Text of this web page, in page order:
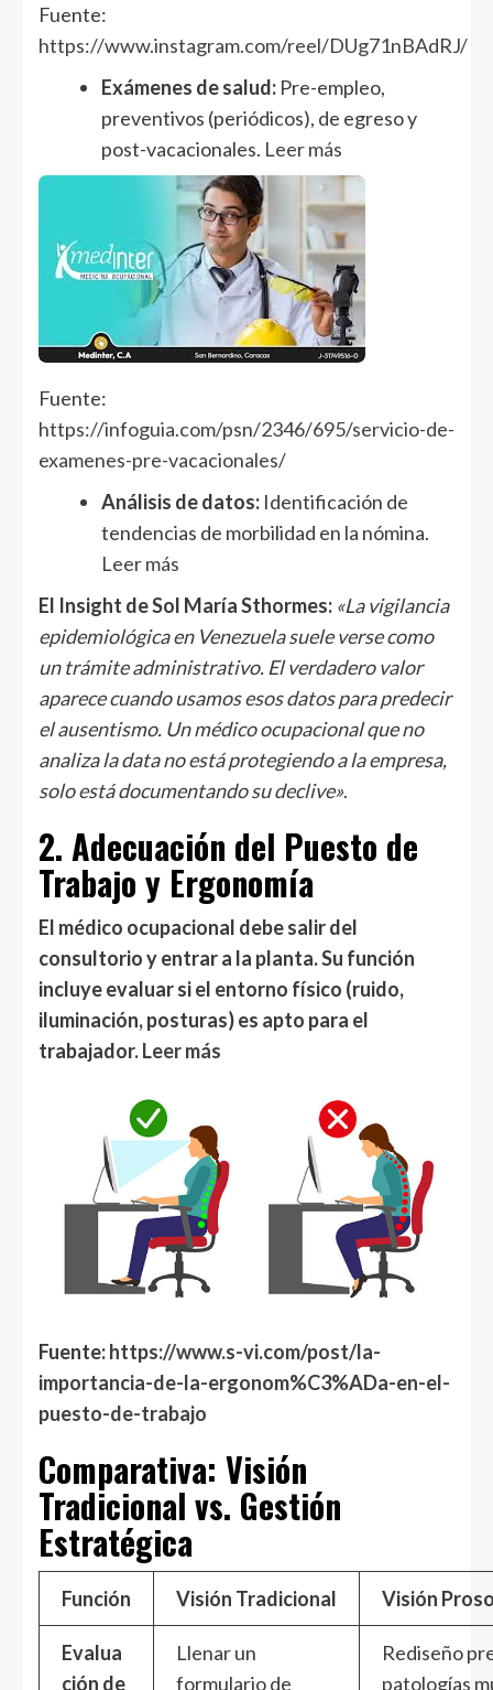
Fuente:
https://www.instagram.com/reel/DUg71nBAdRJ/
Exámenes de salud: Pre-empleo,
preventivos (periódicos), de egreso y
post-vacacionales. Leer más
Fuente:
https://infoguia.com/psn/2346/695/servicio-de-
examenes-pre-vacacionales/
Análisis de datos: Identificación de
tendencias de morbilidad en la nómina.
Leer más
El Insight de Sol María Sthormes: «La vigilancia
epidemiológica en Venezuela suele verse como
un trámite administrativo. El verdadero valor
aparece cuando usamos esos datos para predecir
el ausentismo. Un médico ocupacional que no
analiza la data no está protegiendo a la empresa,
solo está documentando su declive».
2. Adecuación del Puesto de
Trabajo y Ergonomía
El médico ocupacional debe salir del
consultorio y entrar a la planta. Su función
incluye evaluar si el entorno físico (ruido,
iluminación, posturas) es apto para el
trabajador.Leer más
Fuente:https://www.s-vi.com/post/la-
importancia-de-la-ergonom%C3%ADa-en-el-
puesto-de-trabajo
Comparativa: Visión
Tradicional vs. Gestión
Estratégica
Función Visión Tradicional Visión
Evalua
ción de
Llenar un
formulario de
Rediseño
patologías